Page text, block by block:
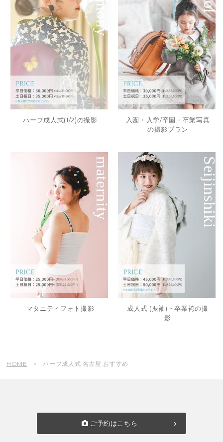
ハーフ成人式(1/2)の撮影
入園・入学/卒園・卒業写真
の撮影プラン
maternity
マタニティフォト撮影
Seijinshiki
成人式 (振袖)・卒業袴の撮
影
HOME ハーフ成人式 名古屋 おすすめ
ご予約はこちら